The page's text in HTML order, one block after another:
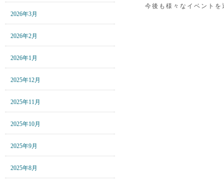
2026年3月
2026年2月
2026年1月
2025年12月
2025年11月
2025年10月
2025年9月
2025年8月
今後も様々なイベント